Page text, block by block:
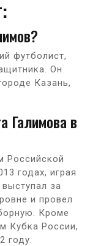
футболист,
Он
Казань,
Галимова в
Российской
годах, играя
за
и провел
Кроме
Кубка России,
году.